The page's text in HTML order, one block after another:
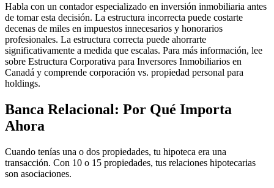
Habla con un contador especializado en inversión inmobiliaria antes
de tomar esta decisión. La estructura incorrecta puede costarte
decenas de miles en impuestos innecesarios y honorarios
profesionales. La estructura correcta puede ahorrarte
significativamente a medida que escalas. Para más información, lee
sobre Estructura Corporativa para Inversores Inmobiliarios en
Canadá y comprende corporación vs. propiedad personal para
holdings.
Banca Relacional: Por Qué Importa
Ahora
Cuando tenías una o dos propiedades, tu hipoteca era una
transacción. Con 10 o 15 propiedades, tus relaciones hipotecarias
son asociaciones.